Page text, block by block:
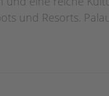
und Resorts.​